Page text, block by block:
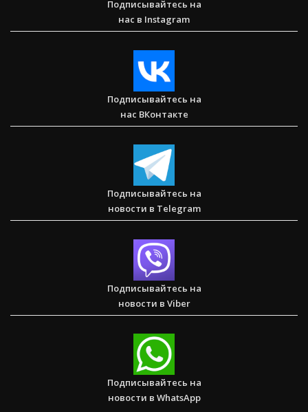
Два часа, которые изменили жизнь буддистского монаха
(Стэн и Лана — Иисус без границ) (BBS05030)
Спасаем. Восстанавливаем. Обучаем. Помогите нам
достичь цели в $10 000
Послание к Римлянам
Подписывайтесь на
нас в Instagram
Подписывайтесь на
нас ВКонтакте
Подписывайтесь на
новости в Telegram
Подписывайтесь на
новости в Viber
Подписывайтесь на
новости в WhatsApp